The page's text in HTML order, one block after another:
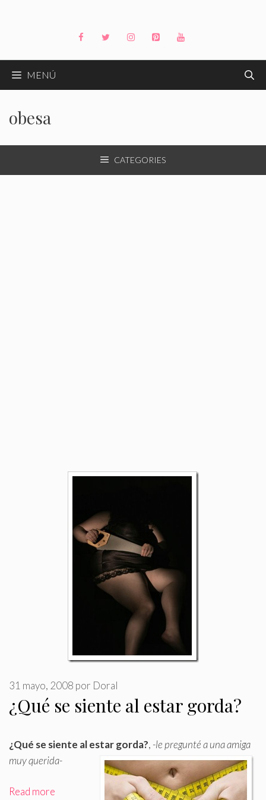
MENÚ
obesa
CATEGORIES
¿Qué se siente al estar gorda?
31 mayo, 2008 por Doral
¿Qué se siente al estar gorda?, -le pregunté a una amiga
muy querida-
Read more